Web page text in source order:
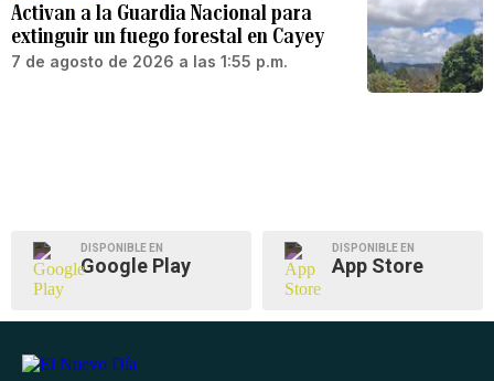
Activan a la Guardia Nacional para
extinguir un fuego forestal en Cayey
7 de agosto de 2026 a las 1:55 p.m.
DISPONIBLE EN
Google Play
DISPONIBLE EN
App Store